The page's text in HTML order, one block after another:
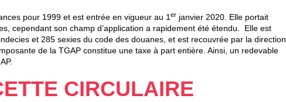
pour 1999 et est entrée en vigueur au 1 er janvier 2020. Elle portait
cependant son champ d’application a rapidement été étendu. Elle est
et 285 sexies du code des douanes, et est recouvrée par la direction
de la TGAP constitue une taxe à part entière. Ainsi, un redevable
CIRCULAIRE